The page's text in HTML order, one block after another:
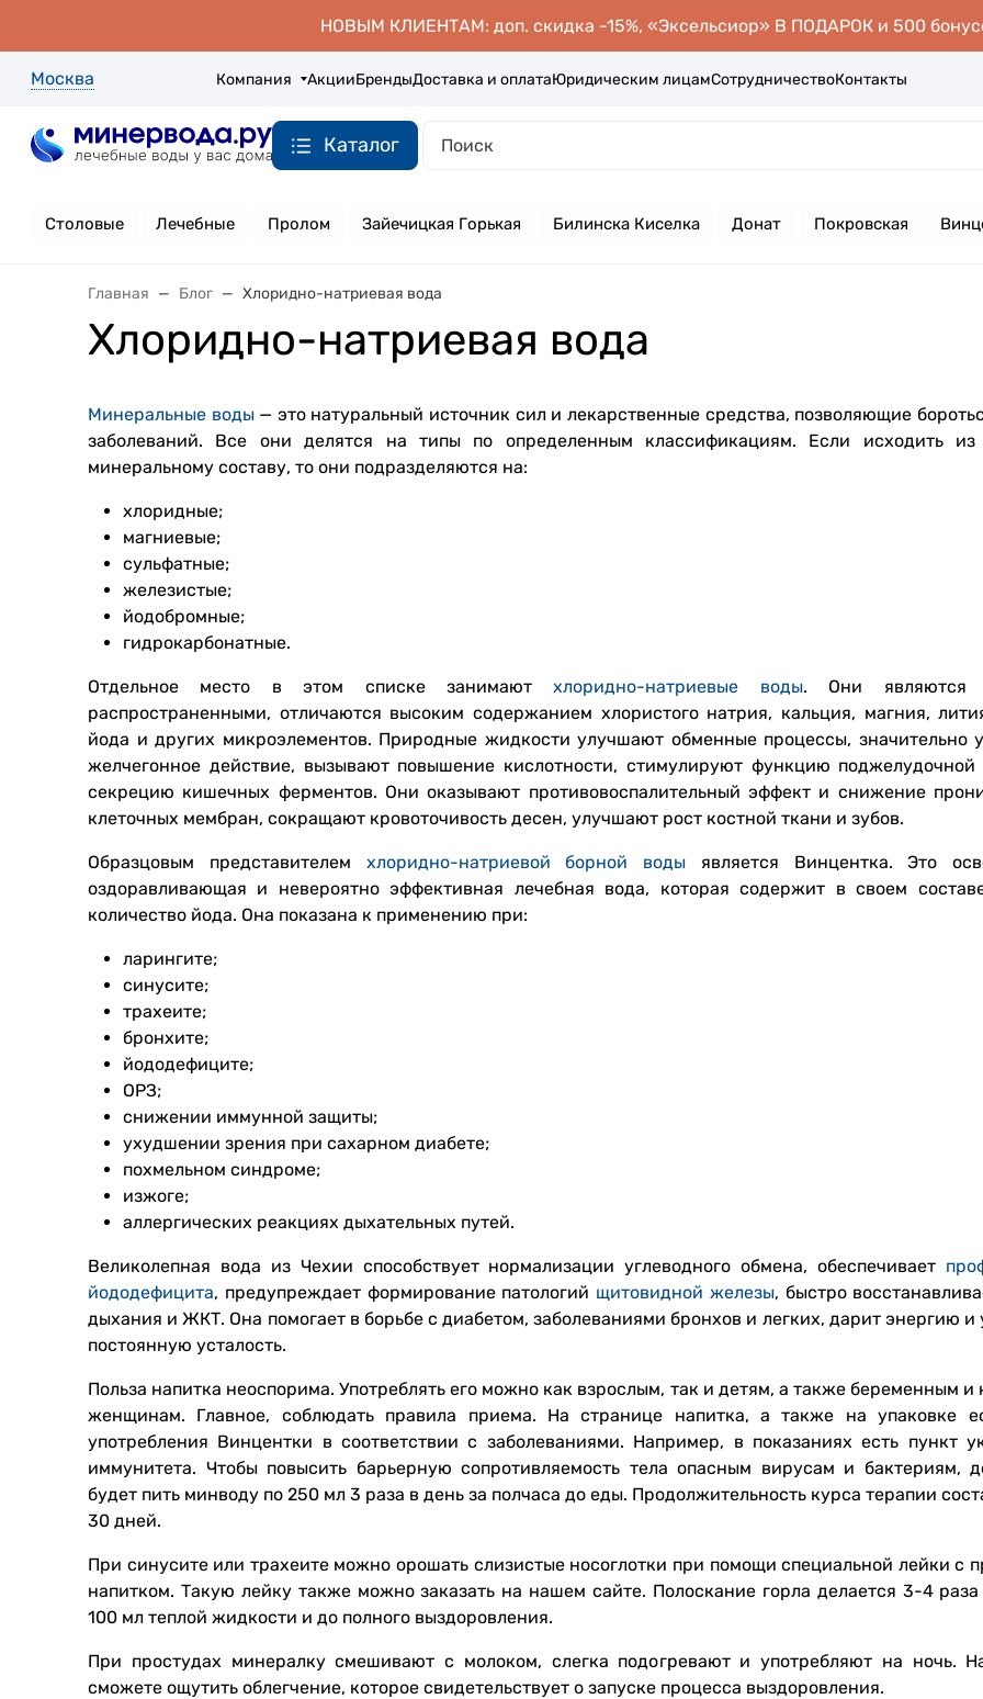
НОВЫМ КЛИЕНТАМ: доп. скидка -15%, «Эксельсиор» В ПОДАРОК и 500
Москва Компания АкцииБрендыДоставка и оплатаЮридическим лицамСотрудничествоКонтакты
Каталог
Столовые Лечебные Пролом Зайечицкая Горькая Билинска Киселка Донат Покровская
Главная Блог Хлоридно-натриевая вода
Хлоридно-натриевая вода
Минеральные воды— это натуральный источник сил и лекарственные средства, позволяющие
заболеваний. Все они делятся на типы по определенным классификациям. Если исходить
минеральному составу, то они подразделяются на:
хлоридные;
магниевые;
сульфатные;
железистые;
йодобромные;
гидрокарбонатные.
Отдельное место в этом списке занимаютхлоридно-натриевые воды. Они являются
распространенными, отличаются высоким содержанием хлористого натрия, кальция, магния,
йода и других микроэлементов. Природные жидкости улучшают обменные процессы, значительно
желчегонное действие, вызывают повышение кислотности, стимулируют функцию
секрецию кишечных ферментов. Они оказывают противовоспалительный эффект и снижение
клеточных мембран, сокращают кровоточивость десен, улучшают рост костной ткани и зубов.
Образцовым представителем хлоридно-натриевой борной воды является Винцентка. Это
оздоравливающая и невероятно эффективная лечебная вода, которая содержит в своем
количество йода. Она показана к применению при:
ларингите;
синусите;
трахеите;
бронхите;
йододефиците;
ОРЗ;
снижении иммунной защиты;
ухудшении зрения при сахарном диабете;
похмельном синдроме;
изжоге;
аллергических реакциях дыхательных путей.
Великолепная вода из Чехии способствует нормализации углеводного обмена, обеспечивает
йододефицита, предупреждает формирование патологий щитовидной железы, быстро
дыхания и ЖКТ. Она помогает в борьбе с диабетом, заболеваниями бронхов и легких, дарит энергию и
постоянную усталость.
Польза напитка неоспорима. Употреблять его можно как взрослым, так и детям, а также беременным
женщинам. Главное, соблюдать правила приема. На странице напитка, а также на упаковке
употребления Винцентки в соответствии с заболеваниями. Например, в показаниях есть пункт
иммунитета. Чтобы повысить барьерную сопротивляемость тела опасным вирусам и бактериям,
будет пить минводу по 250 мл 3 раза в день за полчаса до еды. Продолжительность курса терапии
30 дней.
При синусите или трахеите можно орошать слизистые носоглотки при помощи специальной лейки с
напитком. Такую лейку также можно заказать на нашем сайте. Полоскание горла делается 3-4
100 мл теплой жидкости и до полного выздоровления.
При простудах минералку смешивают с молоком, слегка подогревают и употребляют на ночь.
сможете ощутить облегчение, которое свидетельствует о запуске процесса выздоровления.